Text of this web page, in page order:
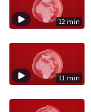
12 min
11 min